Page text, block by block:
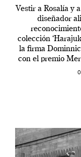
Vestir a Rosalía y
diseñador
colección
la firma
con el premio